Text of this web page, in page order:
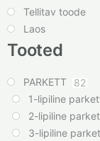
Tellitav toode
Laos
Tooted
PARKETT
82
1-lipiline
2-lipiline
3-lipiline